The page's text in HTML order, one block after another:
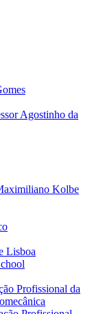
Agostinho da
Kolbe
Lisboa
Profissional da